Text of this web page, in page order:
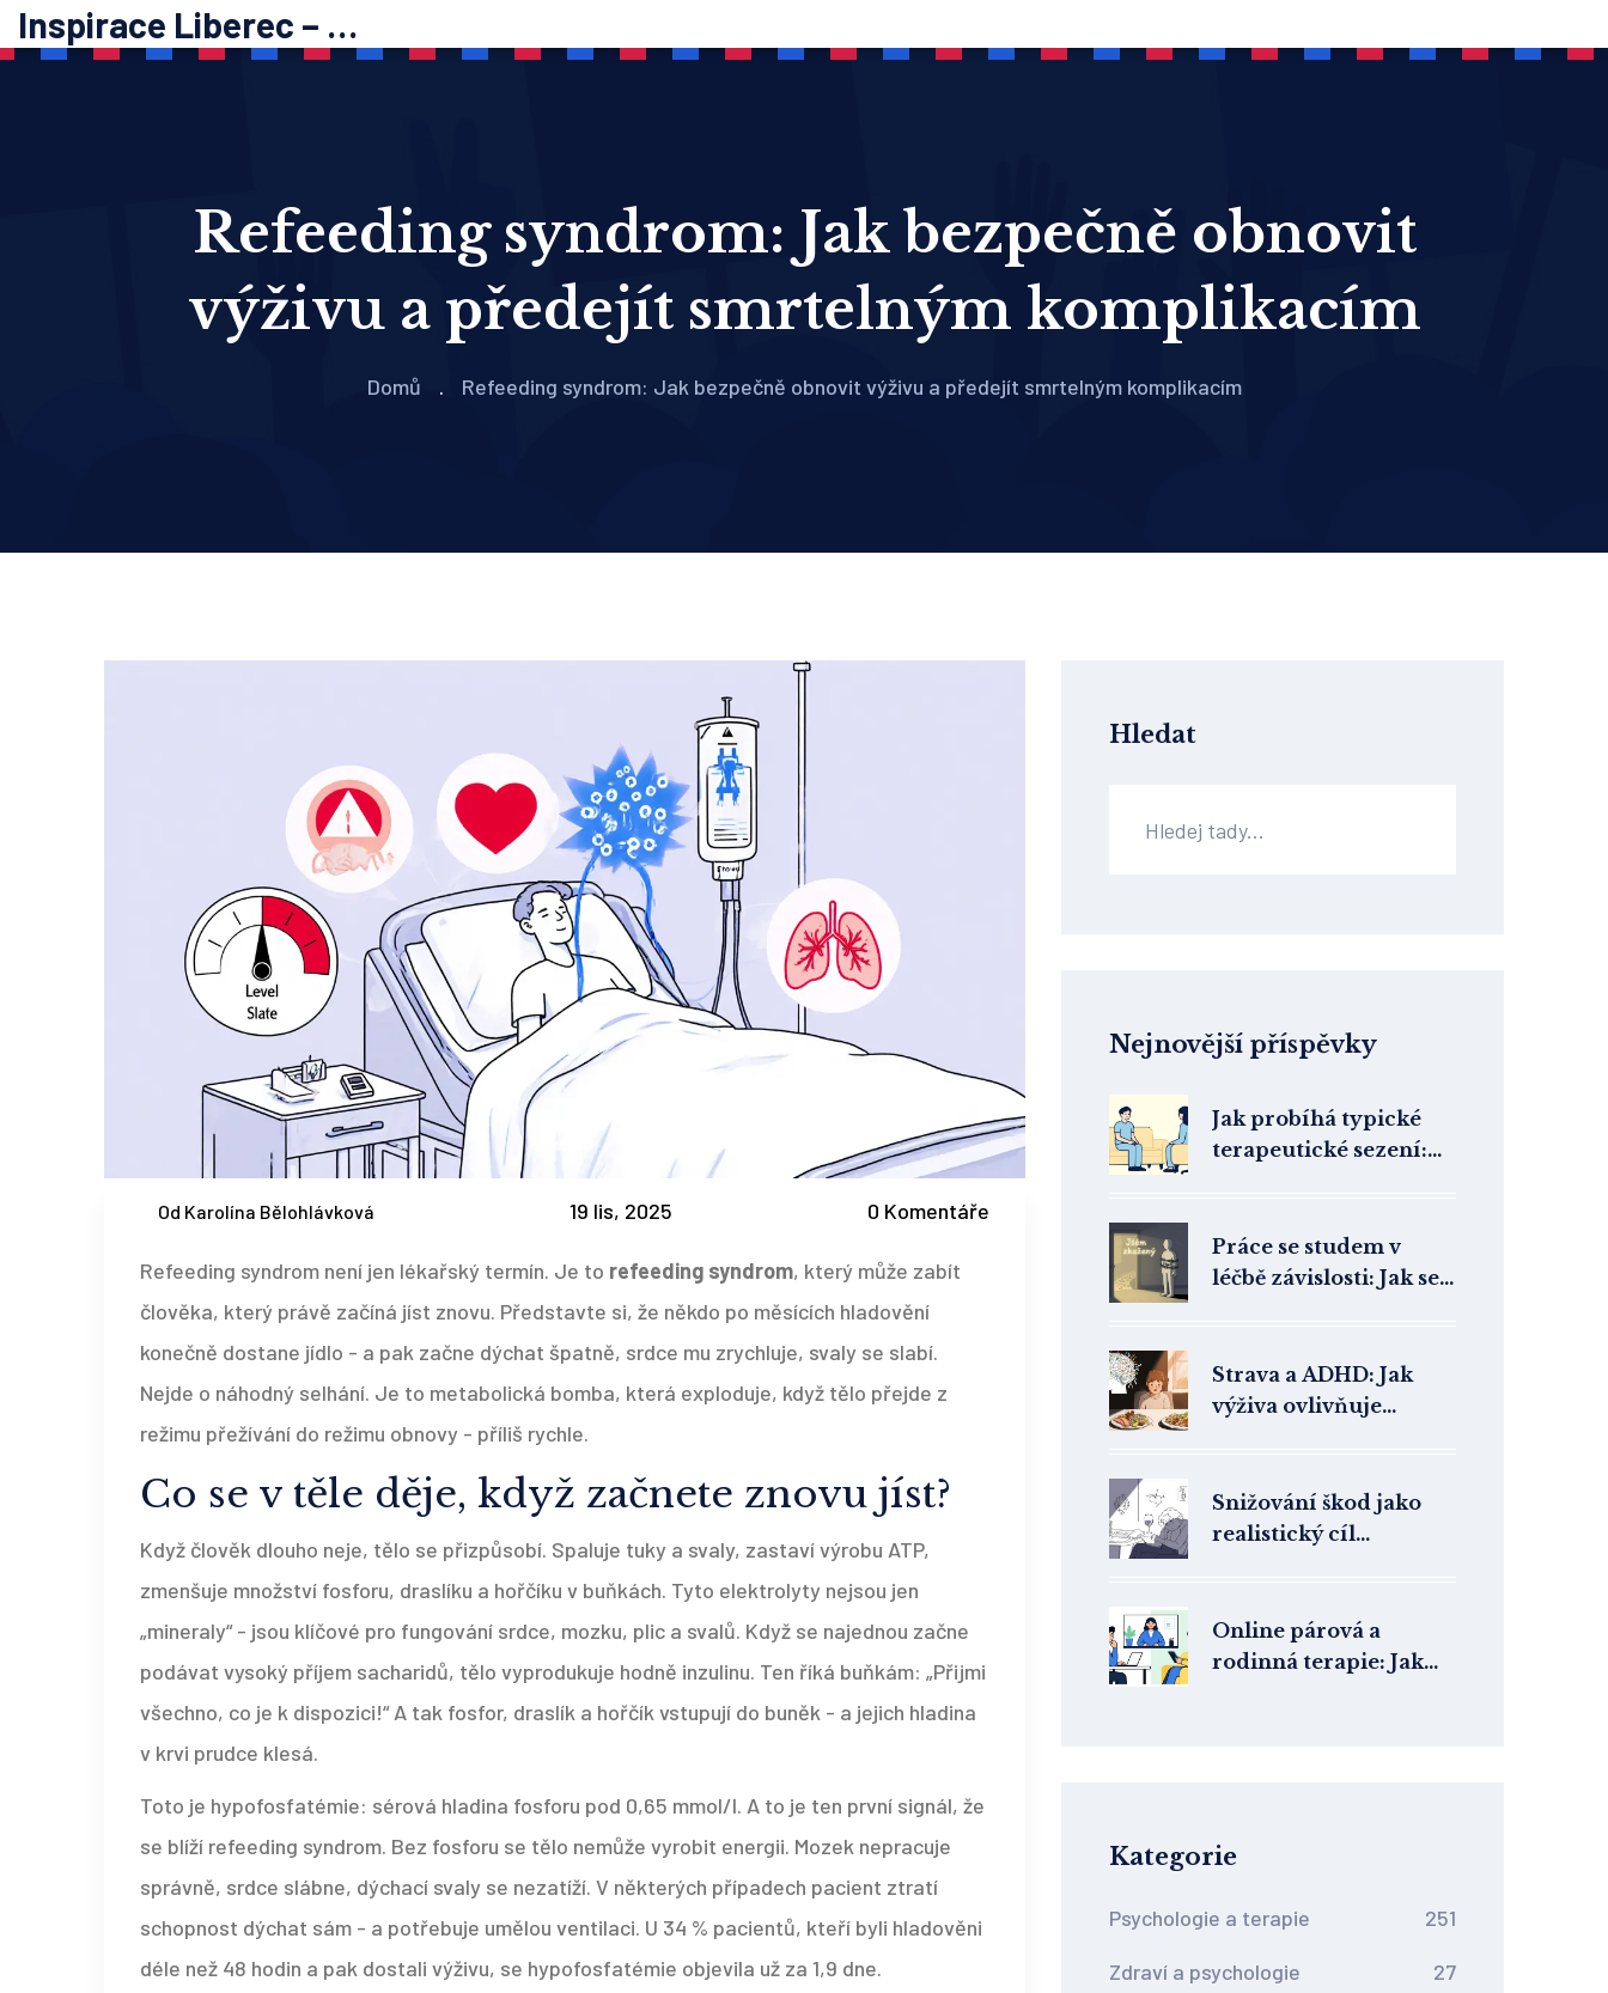
Inspirace Liberec – psychoterapie
Refeeding syndrom: Jak bezpečně obnovit
výživu a předejít smrtelným komplikacím
Domů Refeeding syndrom: Jak bezpečně obnovit výživu a předejít smrtelným komplikacím
Od Karolína Bělohlávková 19 lis, 2025 0 Komentáře
Refeeding syndrom není jen lékařský termín. Je to refeeding syndrom, který může zabít
člověka, který právě začíná jíst znovu. Představte si, že někdo po měsících hladovění
konečně dostane jídlo - a pak začne dýchat špatně, srdce mu zrychluje, svaly se slabí.
Nejde o náhodný selhání. Je to metabolická bomba, která exploduje, když tělo přejde z
režimu přežívání do režimu obnovy - příliš rychle.
Co se v těle děje, když začnete znovu jíst?
Když člověk dlouho neje, tělo se přizpůsobí. Spaluje tuky a svaly, zastaví výrobu ATP,
zmenšuje množství fosforu, draslíku a hořčíku v buňkách. Tyto elektrolyty nejsou jen
„mineraly“ - jsou klíčové pro fungování srdce, mozku, plic a svalů. Když se najednou začne
podávat vysoký příjem sacharidů, tělo vyprodukuje hodně inzulinu. Ten říká buňkám: „Přijmi
všechno, co je k dispozici!“ A tak fosfor, draslík a hořčík vstupují do buněk - a jejich hladina
v krvi prudce klesá.
Toto je hypofosfatémie: sérová hladina fosforu pod 0,65 mmol/l. A to je ten první signál, že
se blíží refeeding syndrom. Bez fosforu se tělo nemůže vyrobit energii. Mozek nepracuje
správně, srdce slábne, dýchací svaly se nezatíží. V některých případech pacient ztratí
schopnost dýchat sám - a potřebuje umělou ventilaci. U 34 % pacientů, kteří byli hladověni
déle než 48 hodin a pak dostali výživu, se hypofosfatémie objevila už za 1,9 dne.
Hledat
Nejnovější příspěvky
Jak probíhá typické
terapeutické sezení:
Práce se studem v
léčbě závislosti: Jak se
Strava a ADHD: Jak
výživa ovlivňuje
Snižování škod jako
realistický cíl
závislostí bez nutnosti
úplného
Online párová a
rodinná terapie: Jak
Kategorie
Psychologie a terapie 251
Zdraví a psychologie 27